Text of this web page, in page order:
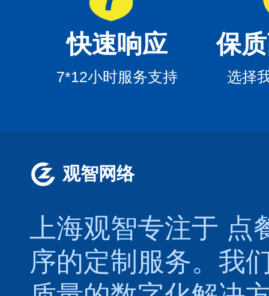
快速响应
7*12小时服务支持
保
选择
观智网络
上海观智专注于 点
序的定制服务。我